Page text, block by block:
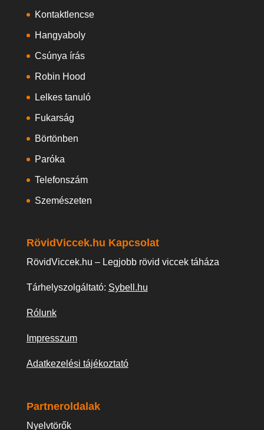
Kontaktlencse
Hangyaboly
Csúnya írás
Robin Hood
Lelkes tanuló
Fukarság
Börtönben
Paróka
Telefonszám
Szemészeten
RövidViccek.hu Kapcsolat
RövidViccek.hu – Legjobb rövid viccek táháza
Tárhelyszolgáltató: Sybell.hu
Rólunk
Impresszum
Adatkezelési tájékoztató
Partneroldalak
Nyelvtörők